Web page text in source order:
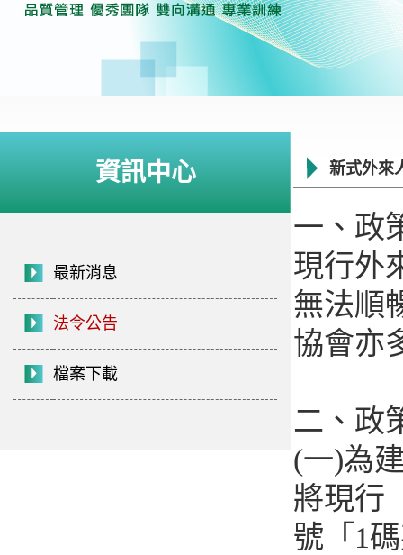
資訊中心
最新消息
法令公告
檔案下載
新式外來
一、政
現行外
無法順
協會亦
二、政
(一)為
將現行
號「1